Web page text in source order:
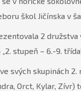
škol Jičínska v
2 družstva
„2. stupeň – 6.-9.
svých skupinách
Orct, Kylar, Zívr)